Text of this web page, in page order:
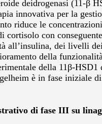
deidrogenasi (11-β
innovativa per la
riduce le concentrazioni
cortisolo con
all’insulina, dei livelli
della
della 11β-HSD1
è in fase iniziale
di fase III su